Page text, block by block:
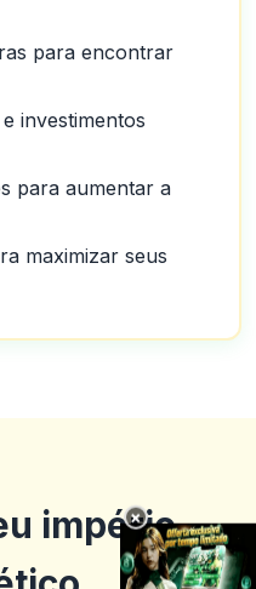
para encontrar
investimentos
para aumentar a
maximizar seus
império
×